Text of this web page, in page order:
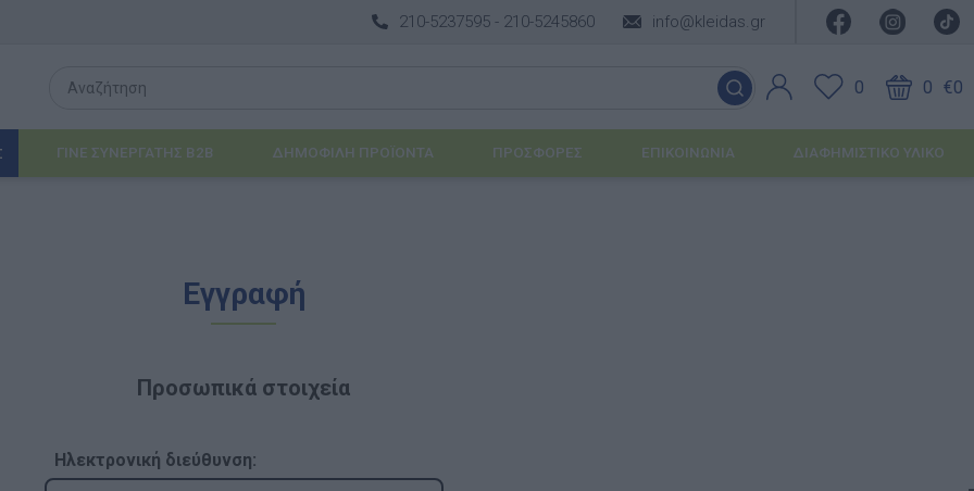
210-5237595 - 210-5245860 info@kleidas.gr
0 0 €0
Εργοθεραπεία
ΈΠΙΠΛΑ & ΕΞΟΠΛΙΣΜΌΣ
ΓΙΝΕ ΣΥΝΕΡΓΑΤΗΣ B2B ΔΗΜΟΦΙΛΉ ΠΡΟΪΌΝΤΑ ΠΡΟΣΦΟΡΈΣ ΕΠΙΚΟΙΝΩΝΊΑ ΔΙΑΦΗΜΙΣΤΙΚΟ ΥΛΙΚΟ
Εγγραφή
Προσωπικά στοιχεία
Ηλεκτρονική διεύθυνση: